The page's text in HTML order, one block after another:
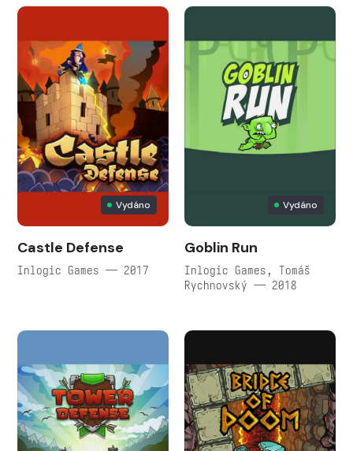
Vydáno
Castle Defense
Inlogic Games — 2017
Vydáno
Goblin Run
Inlogic Games, Tomáš
Rychnovský — 2018